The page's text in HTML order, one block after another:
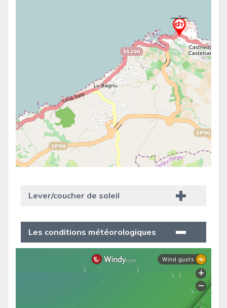
Lever/coucher de soleil
Les conditions météorologiques